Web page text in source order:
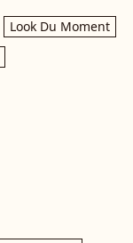
Look Du Moment